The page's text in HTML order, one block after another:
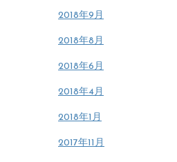
2018年9月
2018年8月
2018年6月
2018年4月
2018年1月
2017年11月